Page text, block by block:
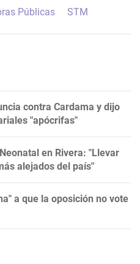
Públicas
STM
contra Cardama y dijo
"apócrifas"
en Rivera: "Llevar
alejados del país"
a que la oposición no vote